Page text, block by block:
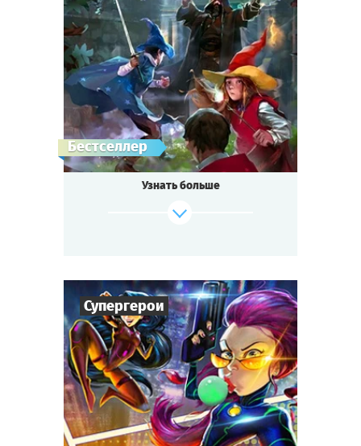
Бестселлер
Игроков 6 -19
Время игры 1-2 ч.
Тематика Фэнтези
Тип квеста Квестория
Cыграть Смотреть сценарий
Узнать больше
Супергерои
Игроков 6-36
Время игры 1-1,5 ч.
Тематика Супергерои
Тип квеста Квестория